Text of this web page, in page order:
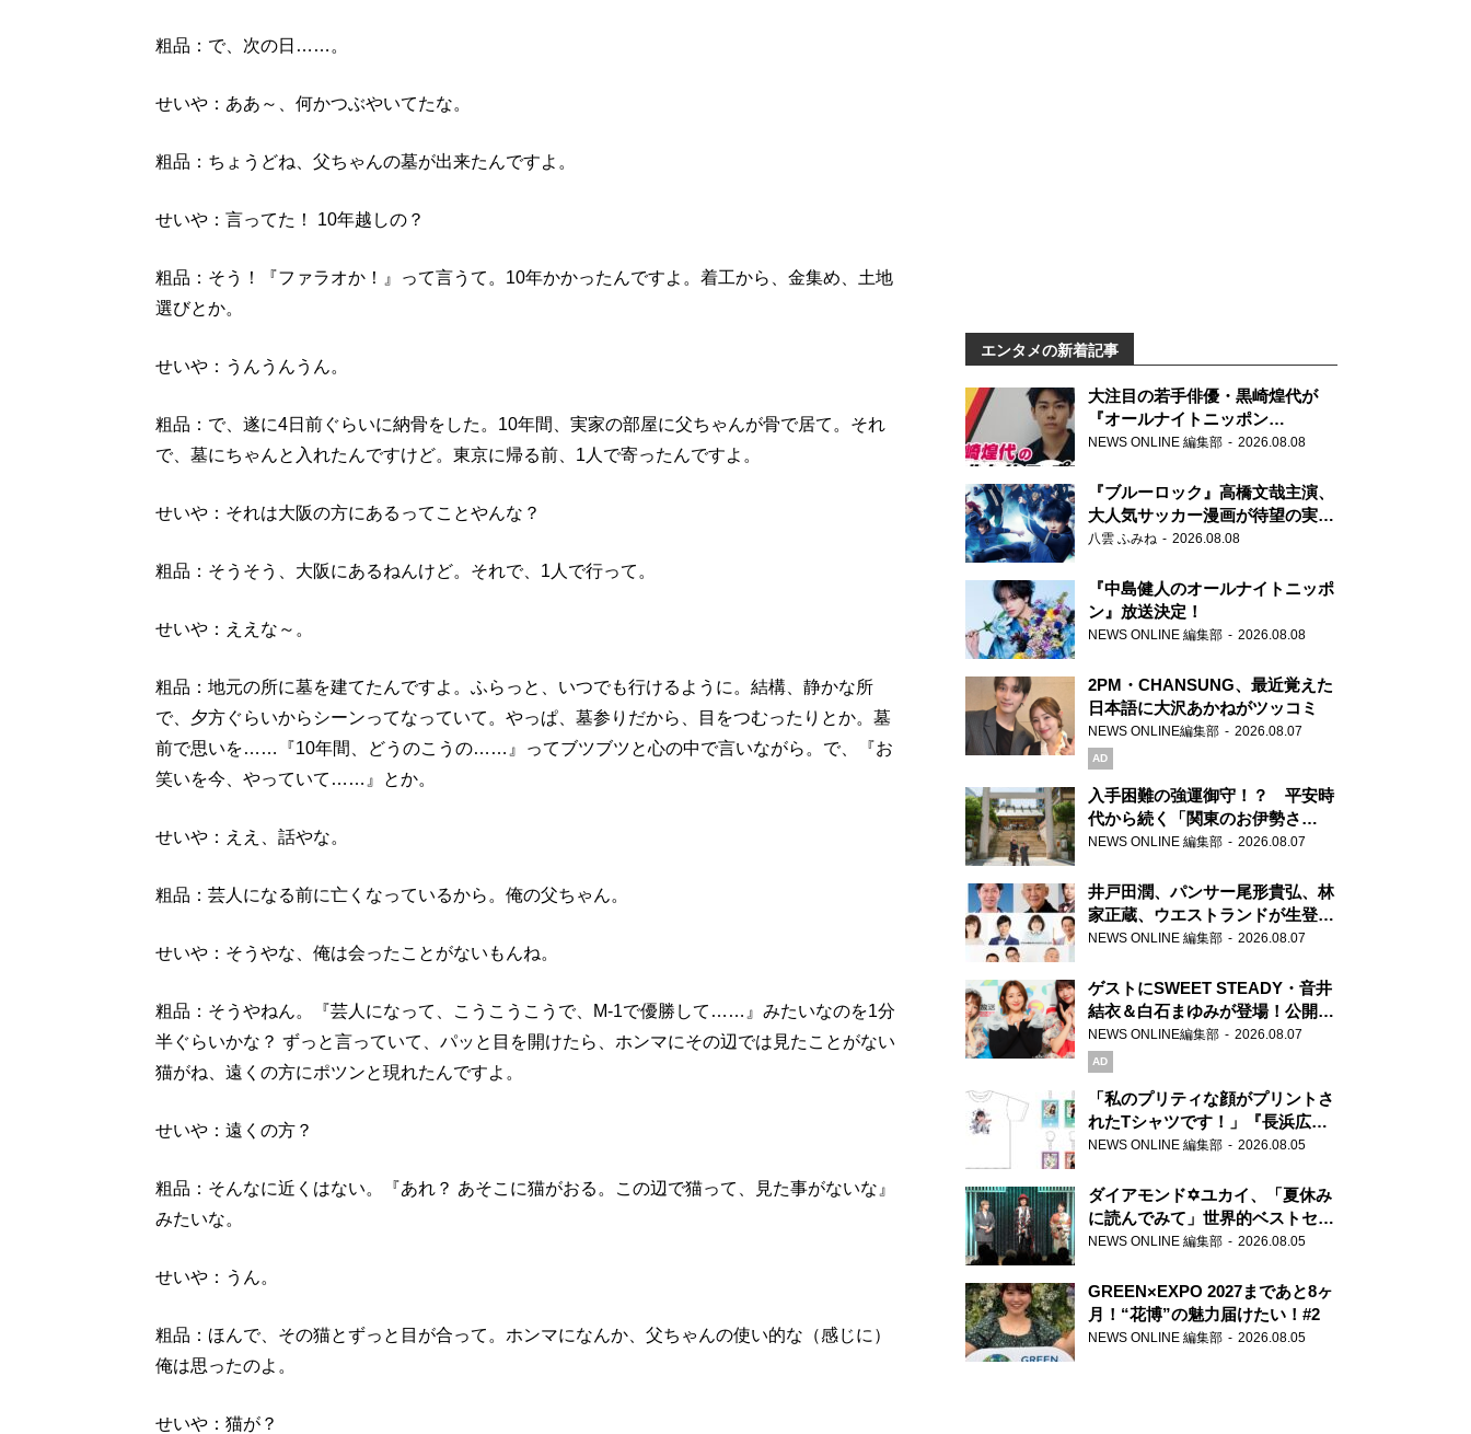
粗品：で、次の日……。
せいや：ああ～、何かつぶやいてたな。
粗品：ちょうどね、父ちゃんの墓が出来たんですよ。
せいや：言ってた！ 10年越しの？
粗品：そう！『ファラオか！』って言うて。10年かかったんですよ。着工から、金集め、土地
選びとか。
せいや：うんうんうん。
粗品：で、遂に4日前ぐらいに納骨をした。10年間、実家の部屋に父ちゃんが骨で居て。それ
で、墓にちゃんと入れたんですけど。東京に帰る前、1人で寄ったんですよ。
せいや：それは大阪の方にあるってことやんな？
粗品：そうそう、大阪にあるねんけど。それで、1人で行って。
せいや：ええな～。
粗品：地元の所に墓を建てたんですよ。ふらっと、いつでも行けるように。結構、静かな所
で、夕方ぐらいからシーンってなっていて。やっぱ、墓参りだから、目をつむったりとか。墓
前で思いを……『10年間、どうのこうの……』ってブツブツと心の中で言いながら。で、『お
笑いを今、やっていて……』とか。
せいや：ええ、話やな。
粗品：芸人になる前に亡くなっているから。俺の父ちゃん。
せいや：そうやな、俺は会ったことがないもんね。
粗品：そうやねん。『芸人になって、こうこうこうで、M-1で優勝して……』みたいなのを1分
半ぐらいかな？ ずっと言っていて、パッと目を開けたら、ホンマにその辺では見たことがない
猫がね、遠くの方にポツンと現れたんですよ。
せいや：遠くの方？
粗品：そんなに近くはない。『あれ？ あそこに猫がおる。この辺で猫って、見た事がないな』
みたいな。
せいや：うん。
粗品：ほんで、その猫とずっと目が合って。ホンマになんか、父ちゃんの使い的な（感じに）
俺は思ったのよ。
せいや：猫が？
エンタメの新着記事
大注目の若手俳優・黒崎煌代が
『オールナイトニッポン
0(ZERO)』に初登場「今からとて
NEWS ONLINE 編集部 2026.08.08
『ブルーロック』高橋文哉主演、
大人気サッカー漫画が待望の実写
映画に
八雲 ふみね 2026.08.08
『中島健人のオールナイトニッポ
ン』放送決定！
NEWS ONLINE 編集部 2026.08.08
2PM・CHANSUNG、最近覚えた
日本語に大沢あかねがツッコミ
NEWS ONLINE編集部 2026.08.07
AD
入手困難の強運御守！？ 平安時
代から続く「関東のお伊勢さ
ま」、芝大神宮にてランパンプス
NEWS ONLINE 編集部 2026.08.07
井戸田潤、パンサー尾形貴弘、林
家正蔵、ウエストランドが生登
場！『ラジオビバリー昼ズ』
NEWS ONLINE 編集部 2026.08.07
ゲストにSWEET STEADY・音井
結衣＆白石まゆみが登場！公開収
録で素顔全開！
NEWS ONLINE編集部 2026.08.07
AD
「私のプリティな顔がプリントさ
れたTシャツです！」『長浜広奈
天下無双』初の番組グッズ発売
NEWS ONLINE 編集部 2026.08.05
ダイアモンド✡ユカイ、「夏休み
に読んでみて」世界的ベストセラ
ー『アナスタシア』を紹介
NEWS ONLINE 編集部 2026.08.05
GREEN×EXPO 2027まであと8ヶ
月！“花博”の魅力届けたい！#2
NEWS ONLINE 編集部 2026.08.05